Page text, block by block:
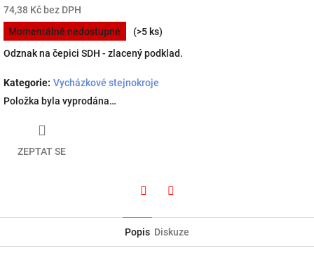
74,38 Kč bez DPH
Měrná
cena:
Momentálně nedostupné
(>5 ks)
Odznak na čepici SDH - zlacený podklad.
Kategorie: Vycházkové stejnokroje
Položka byla vyprodána…
ZEPTAT SE
Popis Diskuze